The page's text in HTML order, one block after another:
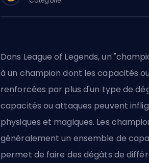
Dans League of Legends, un
à un champion dont les capacités
renforcées par plus d'un type de
capacités ou attaques peuvent
physiques et magiques. Les
généralement un ensemble de
permet de faire des dégâts de